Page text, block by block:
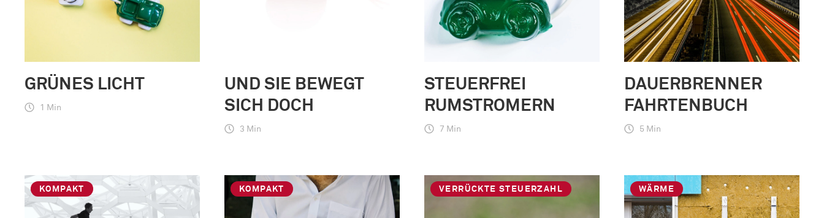
GRÜNES LICHT
1 Min
UND SIE BEWEGT
SICH DOCH
3 Min
STEUERFREI
RUMSTROMERN
7 Min
DAUERBRENNER
FAHRTENBUCH
5 Min
KOMPAKT KOMPAKT VERRÜCKTE STEUERZAHL WÄRME